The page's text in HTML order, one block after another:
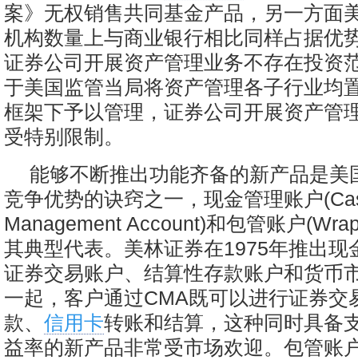
案》无权销售共同基金产品，另一方面
机构数量上与商业银行相比同样占据优
证券公司开展资产管理业务不存在投资
于美国监管当局将资产管理各子行业均
框架下予以管理，证券公司开展资产管
受特别限制。
能够不断推出功能齐备的新产品是美
竞争优势的诀窍之一，现金管理账户
Management Account)和包管账户
其典型代表。美林证券在1975年推出现
证券交易账户、结算性存款账户和货币
一起，客户通过CMA既可以进行证券交
款、 信用卡转账和结算，这种同时具备
益率的新产品非常受市场欢迎。包管账